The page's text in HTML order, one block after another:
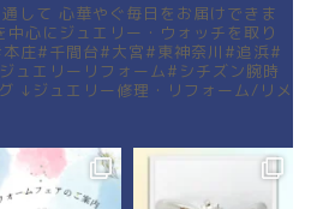
して 心華やぐ毎日をお届けできま
中心にジュエリー・ウォッチを取り
庄#千間台#大宮#東神奈川#追浜#
ュエリーリフォーム#シチズン腕時
↓ジュエリー修理・リフォーム/リメ